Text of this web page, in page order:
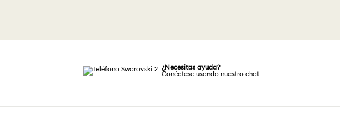
¿Necesitas ayuda?
Conéctese usando nuestro chat